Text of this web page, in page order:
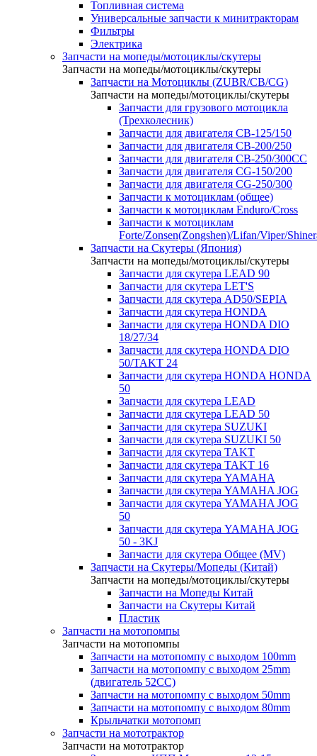
Топливная система
Универсальные запчасти к минитракторам
Фильтры
Электрика
Запчасти на мопеды/мотоциклы/скутеры
Запчасти на мопеды/мотоциклы/скутеры
Запчасти на Мотоциклы (ZUBR/CB/CG)
Запчасти на мопеды/мотоциклы/скутеры
Запчасти для грузового мотоцикла
(Трехколесник)
Запчасти для двигателя CB-125/150
Запчасти для двигателя CB-200/250
Запчасти для двигателя CB-250/300СС
Запчасти для двигателя CG-150/200
Запчасти для двигателя CG-250/300
Запчасти к мотоциклам (общее)
Запчасти к мотоциклам Enduro/Cross
Запчасти к мотоциклам
Forte/Zonsen(Zongshen)/Lifan/Viper/
Запчасти на Скутеры (Япония)
Запчасти на мопеды/мотоциклы/скутеры
Запчасти для скутера LEAD 90
Запчасти для скутера LET'S
Запчасти для скутера AD50/SEPIA
Запчасти для скутера HONDA
Запчасти для скутера HONDA DIO
18/27/34
Запчасти для скутера HONDA DIO
50/TAKT 24
Запчасти для скутера HONDA HONDA
50
Запчасти для скутера LEAD
Запчасти для скутера LEAD 50
Запчасти для скутера SUZUKI
Запчасти для скутера SUZUKI 50
Запчасти для скутера TAKT
Запчасти для скутера TAKT 16
Запчасти для скутера YAMAHA
Запчасти для скутера YAMAHA JOG
Запчасти для скутера YAMAHA JOG
50
Запчасти для скутера YAMAHA JOG
50 - 3KJ
Запчасти для скутера Общее (MV)
Запчасти на Скутеры/Мопеды (Китай)
Запчасти на мопеды/мотоциклы/скутеры
Запчасти на Мопеды Китай
Запчасти на Скутеры Китай
Пластик
Запчасти на мотопомпы
Запчасти на мотопомпы
Запчасти на мотопомпу с выходом 100mm
Запчасти на мотопомпу с выходом 25mm
(двигатель 52CC)
Запчасти на мотопомпу с выходом 50mm
Запчасти на мотопомпу с выходом 80mm
Крыльчатки мотопомп
Запчасти на мототрактор
Запчасти на мототрактор